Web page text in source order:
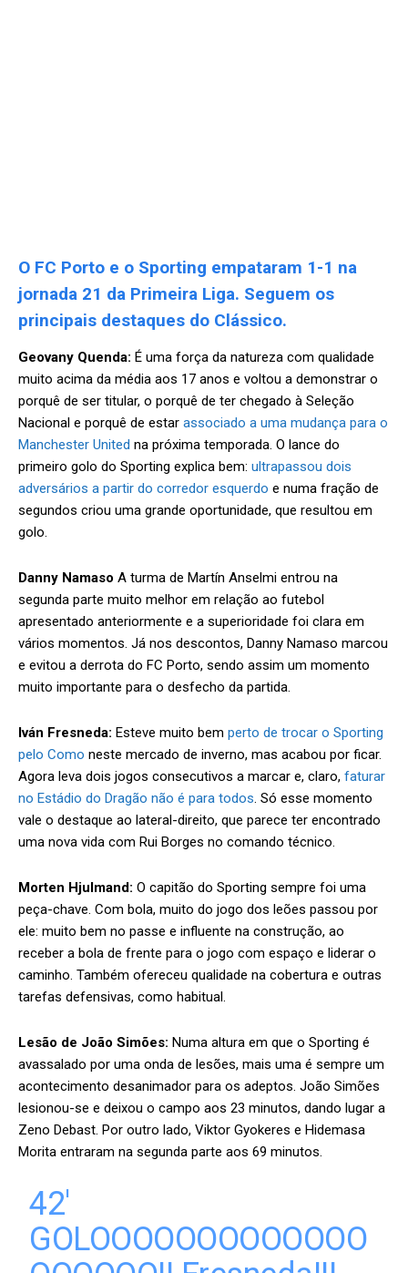
O FC Porto e o Sporting empataram 1-1 na
jornada 21 da Primeira Liga. Seguem os
principais destaques do Clássico.
Geovany Quenda: É uma força da natureza com qualidade
muito acima da média aos 17 anos e voltou a demonstrar o
porquê de ser titular, o porquê de ter chegado à Seleção
Nacional e porquê de estar associado a uma mudança para o
Manchester United na próxima temporada. O lance do
primeiro golo do Sporting explica bem: ultrapassou dois
adversários a partir do corredor esquerdo e numa fração de
segundos criou uma grande oportunidade, que resultou em
golo.
Danny Namaso A turma de Martín Anselmi entrou na
segunda parte muito melhor em relação ao futebol
apresentado anteriormente e a superioridade foi clara em
vários momentos. Já nos descontos, Danny Namaso marcou
e evitou a derrota do FC Porto, sendo assim um momento
muito importante para o desfecho da partida.
Iván Fresneda: Esteve muito bem perto de trocar o Sporting
pelo Como neste mercado de inverno, mas acabou por ficar.
Agora leva dois jogos consecutivos a marcar e, claro, faturar
no Estádio do Dragão não é para todos. Só esse momento
vale o destaque ao lateral-direito, que parece ter encontrado
uma nova vida com Rui Borges no comando técnico.
Morten Hjulmand: O capitão do Sporting sempre foi uma
peça-chave. Com bola, muito do jogo dos leões passou por
ele: muito bem no passe e influente na construção, ao
receber a bola de frente para o jogo com espaço e liderar o
caminho. Também ofereceu qualidade na cobertura e outras
tarefas defensivas, como habitual.
Lesão de João Simões: Numa altura em que o Sporting é
avassalado por uma onda de lesões, mais uma é sempre um
acontecimento desanimador para os adeptos. João Simões
lesionou-se e deixou o campo aos 23 minutos, dando lugar a
Zeno Debast. Por outro lado, Viktor Gyokeres e Hidemasa
Morita entraram na segunda parte aos 69 minutos.
42'
GOLOOOOOOOOOOOOO